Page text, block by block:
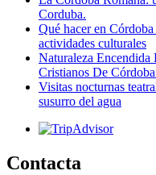
Corduba.
Qué hacer en
actividades culturales
Naturaleza
Cristianos De
Visitas nocturnas
susurro del agua
Contacta